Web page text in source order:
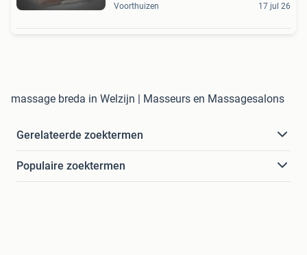
Voorthuizen 17 jul 26
massage breda in Welzijn | Masseurs en Massagesalons
Gerelateerde zoektermen
Populaire zoektermen